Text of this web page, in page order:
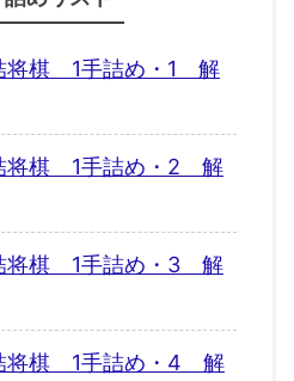
将棋 1手詰め・1 解
将棋 1手詰め・2 解
将棋 1手詰め・3 解
将棋 1手詰め・4 解